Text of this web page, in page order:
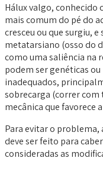
Hálux valgo, conhecido
mais comum do pé do
cresceu ou que surgiu,
metatarsiano (osso do
como uma saliência na
podem ser genéticas
inadequados,
sobrecarga (correr com
mecânica que favorece
Para evitar o problema,
deve ser feito para
consideradas as